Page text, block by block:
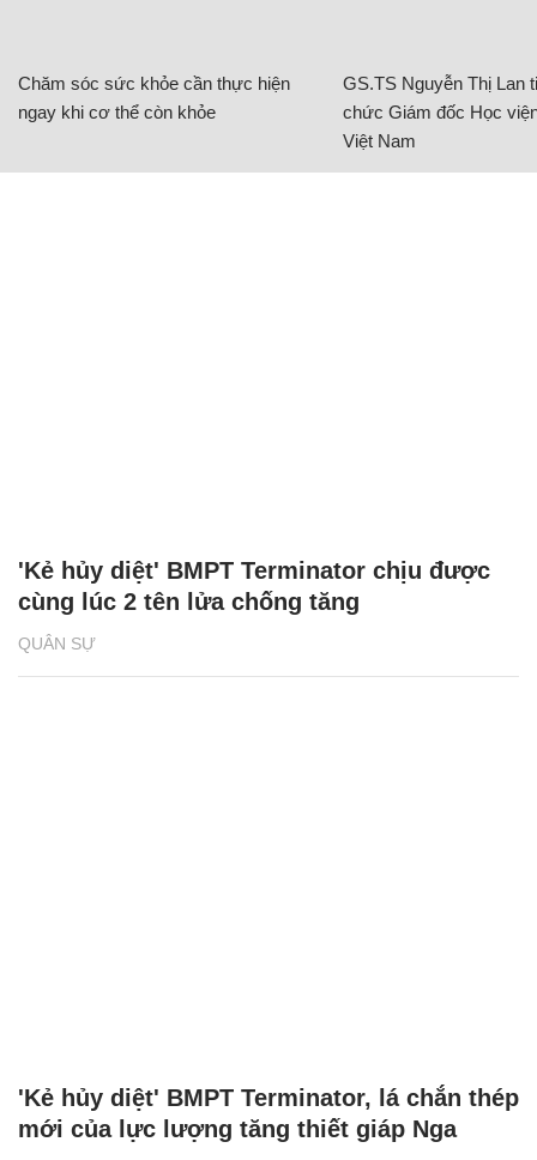
Chăm sóc sức khỏe cần thực hiện
ngay khi cơ thể còn khỏe
GS.TS Nguyễn Thị Lan
chức Giám đốc Học
Việt Nam
QUÂN SỰ
'Kẻ hủy diệt' BMPT Terminator chịu được
cùng lúc 2 tên lửa chống tăng
'Kẻ hủy diệt' BMPT Terminator, lá chắn thép
mới của lực lượng tăng thiết giáp Nga